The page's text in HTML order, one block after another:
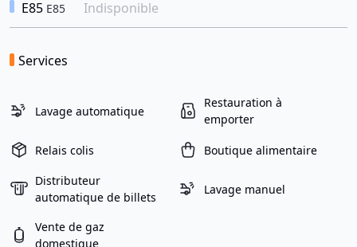
E85 E85 Indisponible
Services
Lavage automatique
Restauration à
emporter
Relais colis Boutique alimentaire
Distributeur
automatique de billets
Lavage manuel
Vente de gaz
domestique